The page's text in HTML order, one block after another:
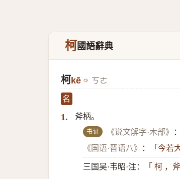
柯國語辭典
柯 kē ㄎㄜ
名
1. 斧柄。
书证 《说文解字·木部》 ：
《国语·晋语八》
： 「今若
三国吴·韦昭·注： 「 柯 ，